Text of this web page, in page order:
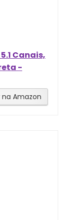
Canais,
-
na Amazon